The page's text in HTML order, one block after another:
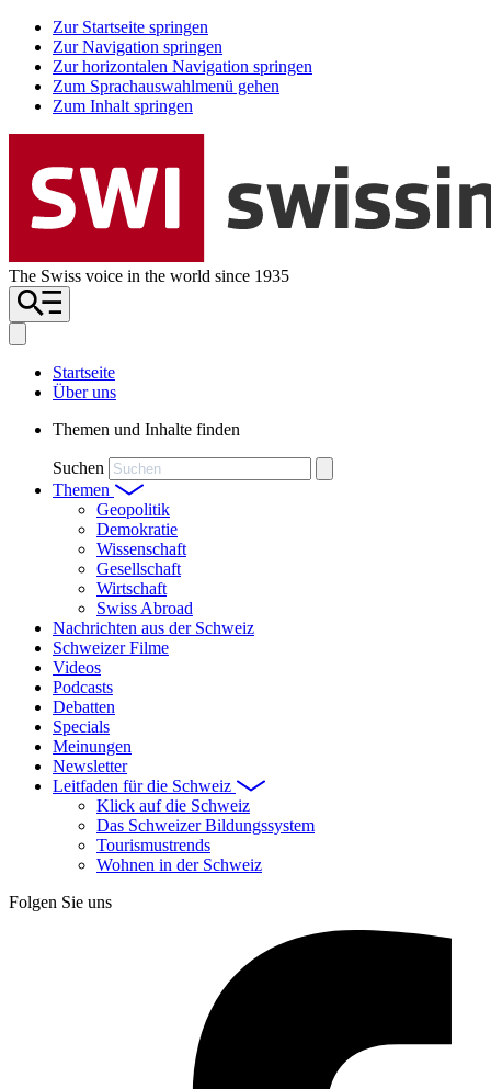
Zur Startseite springen
Zur Navigation springen
Zur horizontalen Navigation springen
Zum Sprachauswahlmenü gehen
Zum Inhalt springen
The Swiss voice in the world since 1935
Startseite
Über uns
Themen und Inhalte finden
Suchen
Themen
Geopolitik
Demokratie
Wissenschaft
Gesellschaft
Wirtschaft
Swiss Abroad
Nachrichten aus der Schweiz
Schweizer Filme
Videos
Podcasts
Debatten
Specials
Meinungen
Newsletter
Leitfaden für die Schweiz
Klick auf die Schweiz
Das Schweizer Bildungssystem
Tourismustrends
Wohnen in der Schweiz
Folgen Sie uns